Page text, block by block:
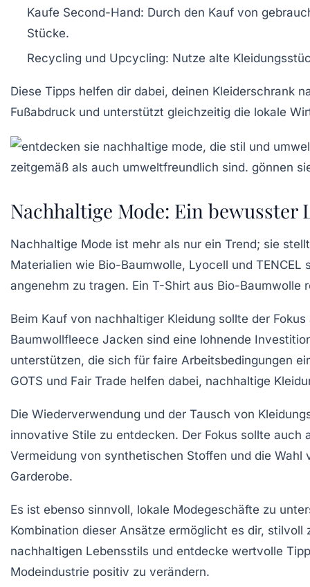
Kaufe Second-Hand: Durch den Kauf von
Stücke.
Recycling und Upcycling: Nutze alte
Diese Tipps helfen dir dabei, deinen Kleiderschrank
Fußabdruck und unterstützt gleichzeitig die lokale
Nachhaltige Mode: Ein bewusster
Nachhaltige Mode ist mehr als nur ein Trend; sie
Materialien wie Bio-Baumwolle, Lyocell und TENCEL
angenehm zu tragen. Ein T-Shirt aus Bio-Baumwolle
Beim Kauf von nachhaltiger Kleidung sollte der
Baumwollfleece Jacken sind eine lohnende
unterstützen, die sich für faire Arbeitsbedingungen
GOTS und Fair Trade helfen dabei, nachhaltige
Die Wiederverwendung und der Tausch von
innovative Stile zu entdecken. Der Fokus sollte
Vermeidung von synthetischen Stoffen und die Wahl
Garderobe.
Es ist ebenso sinnvoll, lokale Modegeschäfte zu
Kombination dieser Ansätze ermöglicht es dir, stilvoll
nachhaltigen Lebensstils und entdecke wertvolle
Modeindustrie positiv zu verändern.